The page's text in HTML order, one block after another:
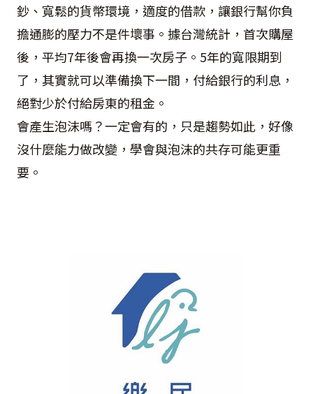
鈔、寬鬆的貨幣環境，適度的借款，讓銀行幫你負
擔通膨的壓力不是件壞事。據台灣統計，首次購屋
後，平均7年後會再換一次房子。5年的寬限期到
了，其實就可以準備換下一間，付給銀行的利息，
絕對少於付給房東的租金。
會產生泡沫嗎？一定會有的，只是趨勢如此，好像
沒什麼能力做改變，學會與泡沫的共存可能更重
要。